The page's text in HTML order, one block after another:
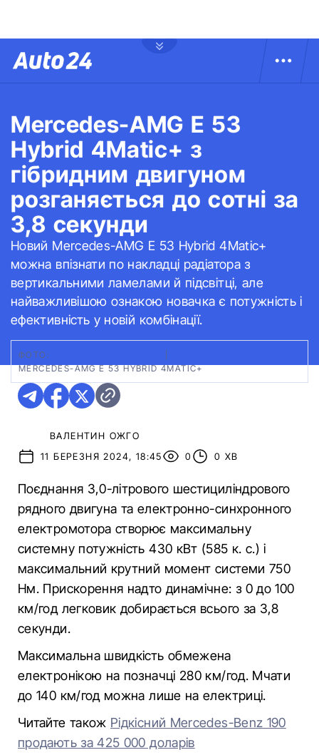
Mercedes-AMG E 53
Hybrid 4Matic+ з
гібридним двигуном
розганяється до сотні за
3,8 секунди
Новий Mercedes-AMG E 53 Hybrid 4Matic+
можна впізнати по накладці радіатора з
вертикальними ламелами й підсвітці, але
найважливішою ознакою новачка є потужність і
ефективність у новій комбінації.
ФОТО:
MERCEDES-AMG E 53 HYBRID 4MATIC+
ВАЛЕНТИН ОЖГО
11 БЕРЕЗНЯ 2024, 18:45
0 0 ХВ
Поєднання 3,0-літрового шестициліндрового
рядного двигуна та електронно-синхронного
електромотора створює максимальну
системну потужність 430 кВт (585 к. с.) і
максимальний крутний момент системи 750
Нм. Прискорення надто динамічне: з 0 до 100
км/год легковик добирається всього за 3,8
секунди.
Максимальна швидкість обмежена
електронікою на позначці 280 км/год. Мчати
до 140 км/год можна лише на електриці.
Читайте також Рідкісний Mercedes-Benz 190
продають за 425 000 доларів